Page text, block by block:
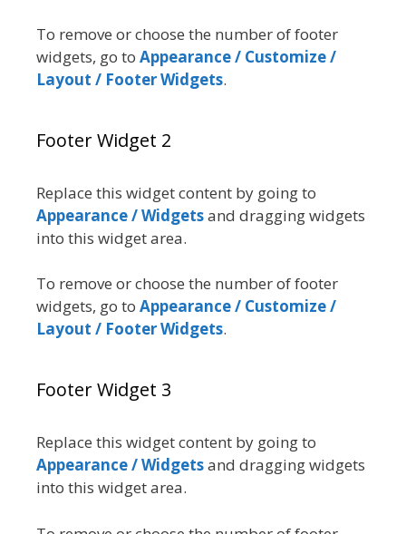
To remove or choose the number of footer
widgets, go to Appearance / Customize /
Layout / Footer Widgets.
Footer Widget 2
Replace this widget content by going to
Appearance / Widgetsand dragging widgets
into this widget area.
To remove or choose the number of footer
widgets, go to Appearance / Customize /
Layout / Footer Widgets.
Footer Widget 3
Replace this widget content by going to
Appearance / Widgetsand dragging widgets
into this widget area.